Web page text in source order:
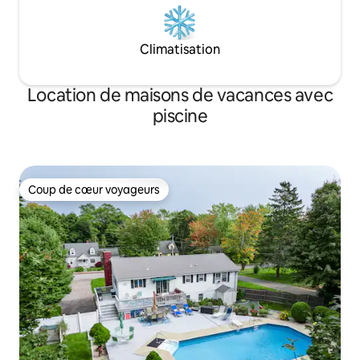
Climatisation
Location de maisons de vacances avec
piscine
Coup de cœur voyageurs
Coup de cœur voyageurs